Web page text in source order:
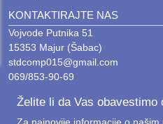
KONTAKTIRAJTE NAS
Vojvode Putnika 51
15353 Majur (Šabac)
stdcomp015@gmail.com
069/853-90-69
Želite li da Vas obavestimo
Za najnovije informacije o